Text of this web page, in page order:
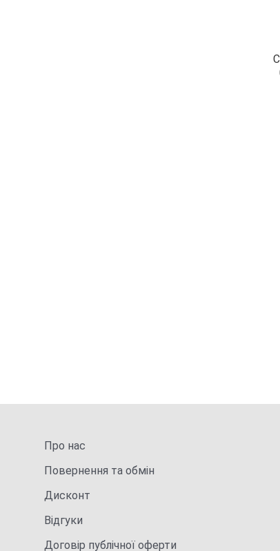
Про нас
Повернення та обмін
Дисконт
Відгуки
Договір публічної оферти